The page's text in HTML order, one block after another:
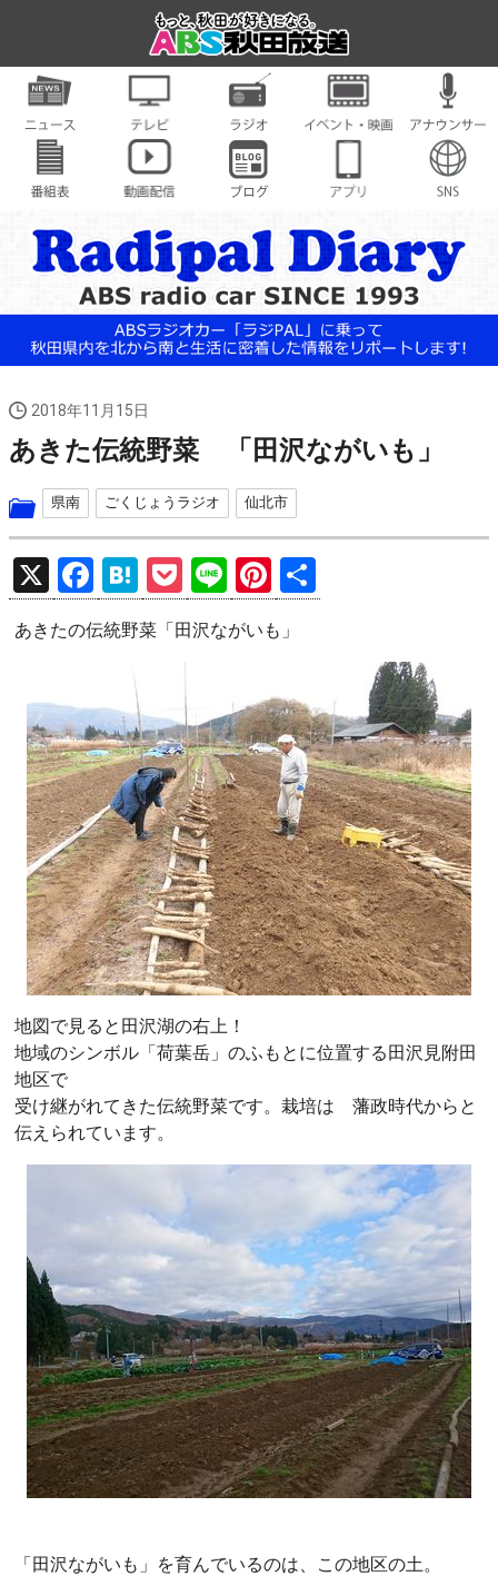
2018年11月15日
あきた伝統野菜 「田沢ながいも」
県南 ごくじょうラジオ 仙北市
X
F
a
ce
o
o
k
H
at
e
a
P
o
ck
Li
n
e
Pi
nt
er
t
有
あきたの伝統野菜「田沢ながいも」
地図で見ると田沢湖の右上！
地域のシンボル「荷葉岳」のふもとに位置する田沢見附田
地区で
受け継がれてきた伝統野菜です。栽培は 藩政時代からと
伝えられています。
「田沢ながいも」を育んでいるのは、この地区の土。